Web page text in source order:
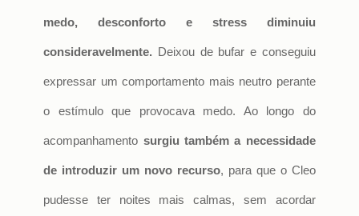
medo, desconforto e stress diminuiu
consideravelmente. Deixou de bufar e conseguiu
expressar um comportamento mais neutro perante
o estímulo que provocava medo. Ao longo do
acompanhamento surgiu também a necessidade
de introduzir um novo recurso, para que o Cleo
pudesse ter noites mais calmas, sem acordar